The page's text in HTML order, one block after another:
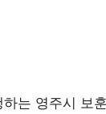
는 영주시 보